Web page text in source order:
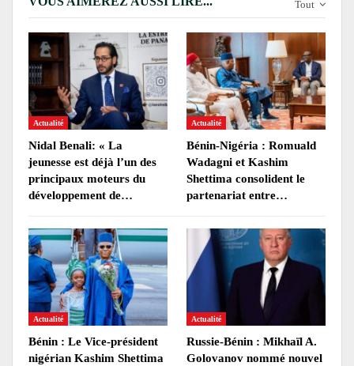
Tout
Actualité
Nidal Benali: « La
jeunesse est déjà l’un des
principaux moteurs du
développement de…
Actualité
Bénin-Nigéria : Romuald
Wadagni et Kashim
Shettima consolident le
partenariat entre…
Actualité
Bénin : Le Vice-président
nigérian Kashim Shettima
Actualité
Russie-Bénin : Mikhaïl A.
Golovanov nommé nouvel